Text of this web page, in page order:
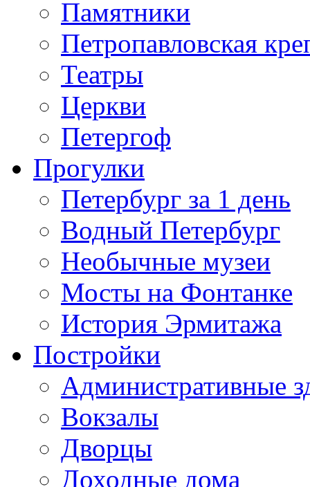
Памятники
Петропавловская
Театры
Церкви
Петергоф
Прогулки
Петербург за 1 день
Водный Петербург
Необычные музеи
Мосты на Фонтанке
История Эрмитажа
Постройки
Административные
Вокзалы
Дворцы
Доходные дома